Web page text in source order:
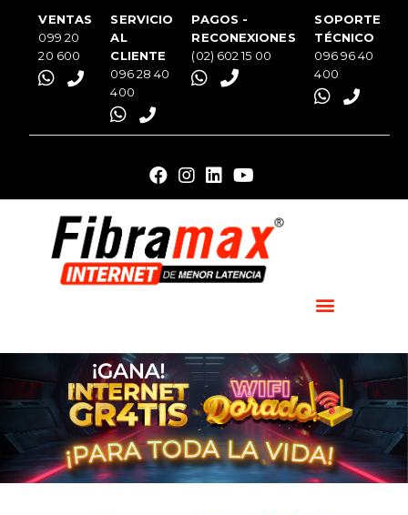
VENTAS
099 20
20 600
SERVICIO
AL
CLIENTE
096 28 40
400
PAGOS -
RECONEXIONES
(02) 602 15 00
SOPORTE
TÉCNICO
096 96 40
400